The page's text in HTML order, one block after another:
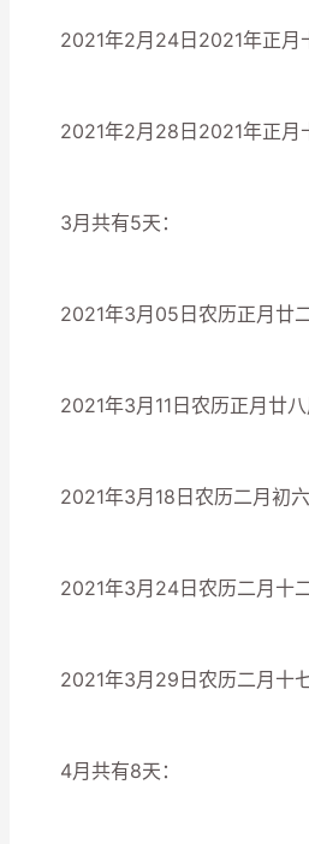
2021年2月24日2021年正月
2021年2月28日2021年正月
3月共有5天：
2021年3月05日农历正月廿
2021年3月11日农历正月廿八
2021年3月18日农历二月初六
2021年3月24日农历二月十
2021年3月29日农历二月十
4月共有8天：